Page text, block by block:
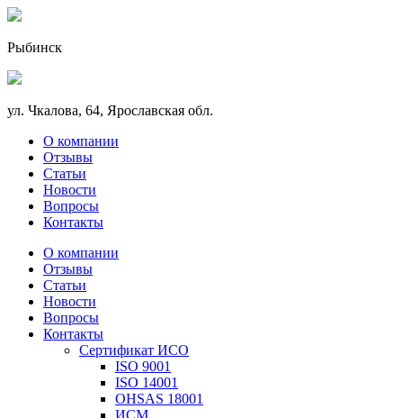
Рыбинск
ул. Чкалова, 64, Ярославская обл.
О компании
Отзывы
Статьи
Новости
Вопросы
Контакты
О компании
Отзывы
Статьи
Новости
Вопросы
Контакты
Сертификат ИСО
ISO 9001
ISO 14001
OHSAS 18001
ИСМ